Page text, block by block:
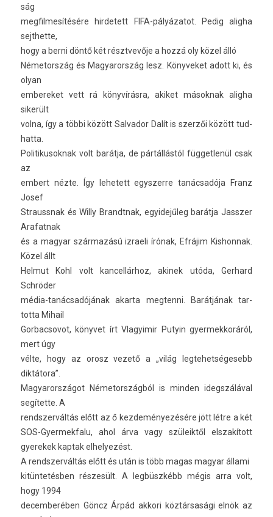
ság
meg­filmesítésére hir­detett FIFA-pályázatot. Pedig al­ig­ha
sejthet­te,
hogy a berni döntő két résztvevője a hozzá oly közel álló
Németország és Magyarország lesz. Könyveket adott ki, és
olyan
em­bereket vett rá könyvírásra, akiket mások­nak al­ig­ha
sikerült
volna, így a többi között Sal­vador Dalít is szerzői között tud­
hatta.
Politikusok­nak volt barátja, de pártállástól füg­getlenül csak
az
em­bert nézte. Így lehetett egys­zerre tanácsadója Franz
Josef
Straussnak és Willy Brandtnak, egyidejűleg barátja Jassz­er
Arafat­nak
és a magyar származású iz­raeli írónak, Efrájim Kis­honnak.
Közel állt
Hel­mut Kohl volt kan­cellár­hoz, akinek utóda, Ger­hard
Schröder
média-tanácsadójának akar­ta meg­tenni. Barátjának tar­
totta Mihail
Gor­bacsovot, könyvet írt Vlagyimir Putyin gyer­mekkoráról,
mert úgy
vélte, hogy az orosz vezető a „világ leg­tehet­ségesebb
diktátora”.
Magyarországot Németország­ból is mind­en idegszáláv­al
segítette. A
re­ndszer­váltás előtt az ő kez­deményezésére jött létre a két
SOS-Gyermekfalu, ahol árva vagy szüleiktől elszakított
gyerekek kap­tak el­helyezést.
A re­ndszer­váltás előtt és után is több magas magyar állami
kitüntetésben részesült. A legbüszkébb mégis arra volt,
hogy 1994
de­cem­beréb­en Göncz Árpád ak­kori köztársasági elnök az